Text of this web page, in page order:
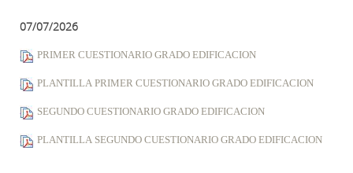
07/07/2026
PRIMER CUESTIONARIO GRADO EDIFICACION
PLANTILLA PRIMER CUESTIONARIO GRADO EDIFICACION
SEGUNDO CUESTIONARIO GRADO EDIFICACION
PLANTILLA SEGUNDO CUESTIONARIO GRADO EDIFICACION